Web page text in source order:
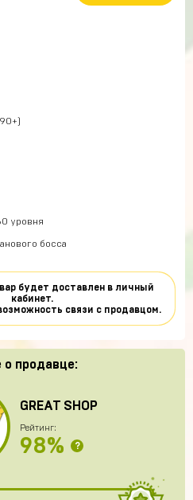
уровня
босса
будет доставлен в личный
кабинет.
связи с продавцом.
продавце:
GREAT SHOP
Рейтинг:
98% ?